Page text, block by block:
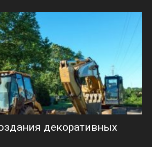
декоративных